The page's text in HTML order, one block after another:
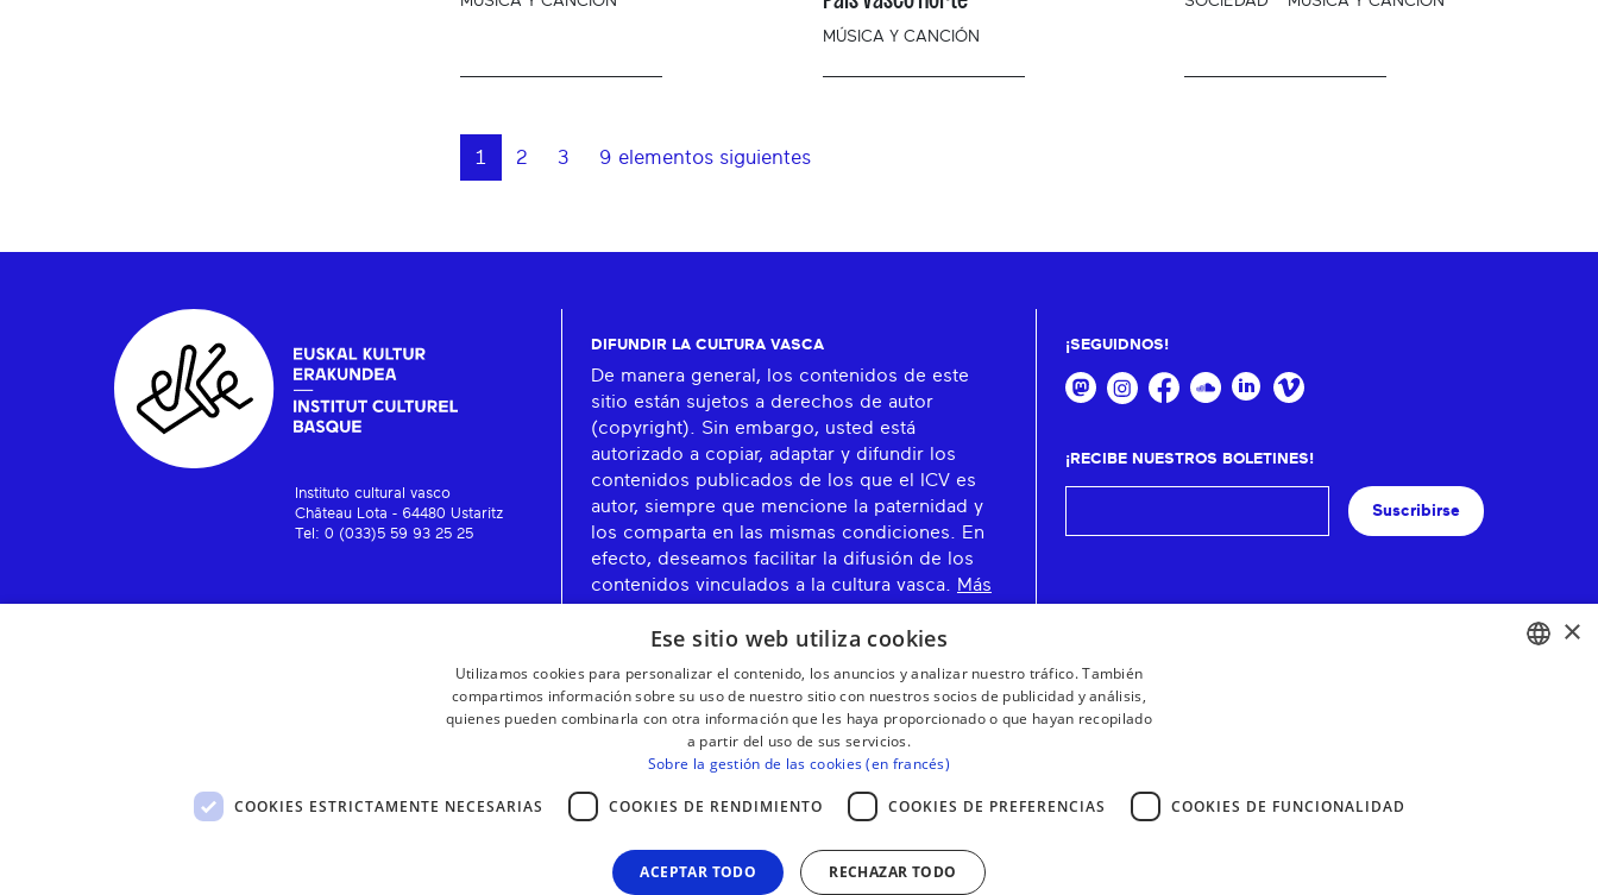
MÚSICA Y CANCIÓN
1 2 3 9 elementos siguientes
Instituto cultural vasco
Château Lota - 64480 Ustaritz
Tel: 0 (033)5 59 93 25 25
DIFUNDIR LA CULTURA VASCA
De manera general, los contenidos de este
sitio están sujetos a derechos de autor
(copyright). Sin embargo, usted está
autorizado a copiar, adaptar y difundir los
contenidos publicados de los que el ICV es
autor, siempre que mencione la paternidad y
los comparta en las mismas condiciones. En
efecto, deseamos facilitar la difusión de los
contenidos vinculados a la cultura vasca.
Más
¡SEGUIDNOS!
¡RECIBE NUESTROS BOLETINES!
Suscribirse
×
Ese sitio web utiliza cookies
Utilizamos cookies para personalizar el contenido, los anuncios y analizar nuestro tráfico. También
compartimos información sobre su uso de nuestro sitio con nuestros socios de publicidad y análisis,
quienes pueden combinarla con otra información que les haya proporcionado o que hayan recopilado
a partir del uso de sus servicios.
Sobre la gestión de las cookies (en francés)
COOKIES ESTRICTAMENTE NECESARIAS COOKIES DE RENDIMIENTO COOKIES DE PREFERENCIAS COOKIES DE FUNCIONALIDAD
ACEPTAR TODO RECHAZAR TODO